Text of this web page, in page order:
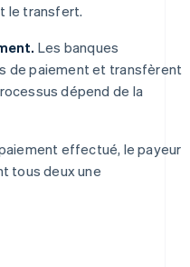
le transfert.
Les banques
de paiement et transfèrent
dépend de la
effectué, le payeur
tous deux une